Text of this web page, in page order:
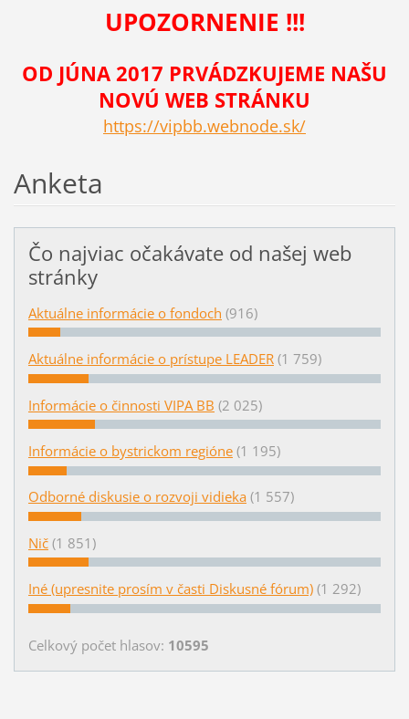
UPOZORNENIE !!!
OD JÚNA 2017 PRVÁDZKUJEME NAŠU
NOVÚ WEB STRÁNKU
https://vipbb.webnode.sk/
Anketa
Čo najviac očakávate od našej web
stránky
Aktuálne informácie o fondoch (916)
Aktuálne informácie o prístupe LEADER (1 759)
Informácie o činnosti VIPA BB (2 025)
Informácie o bystrickom regióne (1 195)
Odborné diskusie o rozvoji vidieka (1 557)
Nič (1 851)
Iné (upresnite prosím v časti Diskusné fórum) (1 292)
Celkový počet hlasov: 10595